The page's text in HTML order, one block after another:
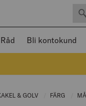
med
Bli kontokund
& GOLV CURRENT PAGE:
FÄRG